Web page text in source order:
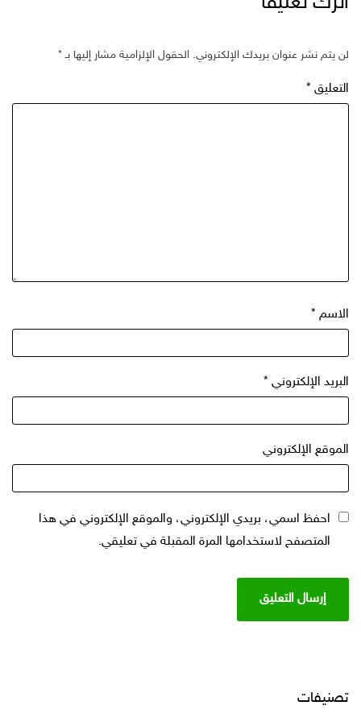
لن يتم نشر عنوان بريدك الإلكتروني. الحقول الإلزامية مشار إليها بـ*
التعليق *
الاسم *
البريد الإلكتروني *
الموقع الإلكتروني
احفظ اسمي، بريدي الإلكتروني، والموقع الإلكتروني في هذا
المتصفح لاستخدامها المرة المقبلة في تعليقي.
تصنيفات